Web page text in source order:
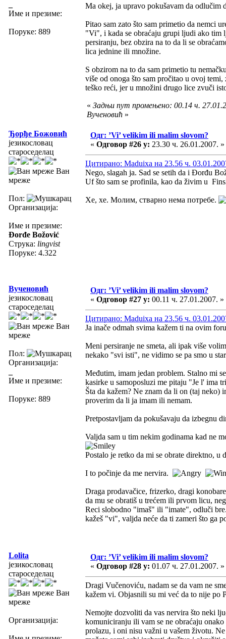
Име и презиме:
Поруке: 889
Ma okej, ja upravo pokušavam da
Pitao sam zato što sam primetio da nemci
"Vi", i kada se obraćaju grupi ljudi ako tim
persiranju, bez obzira na to da li se
lica jednine ili množine.
S obzirom na to da sam primetio tu
više od onoga što sam pročitao u ovoj
teško reći, jer u množini drugo lice zvuči
« Задњи пут промењено: 00.14 ч.
Вученовић »
Ђорђе Божовић
језикословац
староседелац
Ван
мреже
Пол:
Организација:
Име и презиме:
Đorđe Božović
Струка: lingvist
Поруке: 4.322
Одг: ’Vi’ velikim ili malim slovom?
« Одговор #26 у: 23.30 ч. 26.01.2007. »
Цитирано: Maduixa на 23.56 ч.
Nego, slagah ja. Sad se setih da i Đorđu
Uf što sam se profinila, kao da živim u
Хе, хе. Молим, стварно нема потребе.
Вученовић
језикословац
староседелац
Ван
мреже
Пол:
Организација:
Име и презиме:
Поруке: 889
Одг: ’Vi’ velikim ili malim slovom?
« Одговор #27 у: 00.11 ч. 27.01.2007. »
Цитирано: Maduixa на 23.56 ч.
Ja inače odmah svima kažem ti na ovim
Meni persiranje ne smeta, ali ipak više
nekako "svi isti", ne vidimo se pa smo u
Međutim, imam jedan problem. Stalno mi
kasirke u samoposluzi me pitaju "Je l' ima
Šta da kažem? Ne znam da li on (taj neko)
proverim da li ja imam ili nemam.
Pretpostavljam da pokušavaju da izbegnu
Valjda sam u tim nekim godinama kad ne
Postalo je retko da mi se obrate direktno, u
I to počinje da me nervira.
Draga prodavačice, frizerko, dragi
da mu se obratiš u trećem ili prvom licu,
Reci slobodno "imaš" ili "imate", odluči
kažeš "vi", valjda neće da ti zameri što ga
Lolita
језикословац
староседелац
Ван
мреже
Организација:
Одг: ’Vi’ velikim ili malim slovom?
« Одговор #28 у: 01.07 ч. 27.01.2007. »
Dragi Vučenoviću, nadam se da vam ne
kažem vi. Objasnili su mi već da to nije po
Nemojte dozvoliti da vas nervira što neki
komuniciranju ili vam se ne obraćaju
prolazu, i oni nisu važni u vašem životu.